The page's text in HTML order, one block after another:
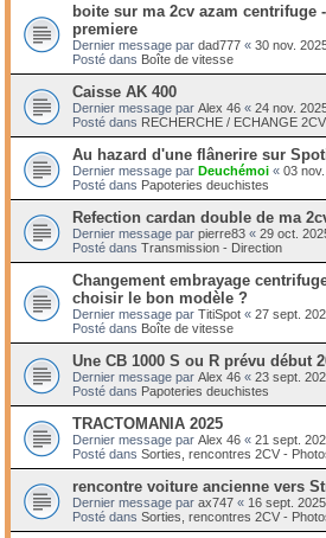
boite sur ma 2cv azam centrifuge
premiere
Dernier message par dad777 « 30 nov.
Posté dans Boîte de vitesse
Caisse AK 400
Dernier message par Alex 46 « 24 nov.
Posté dans RECHERCHE / ECHANGE
Au hazard d'une flânerire sur
Dernier message par Deuchémoi « 03
Posté dans Papoteries deuchistes
Refection cardan double de ma
Dernier message par pierre83 « 29 oct.
Posté dans Transmission - Direction
Changement embrayage
choisir le bon modèle ?
Dernier message par TitiSpot « 27 sept.
Posté dans Boîte de vitesse
Une CB 1000 S ou R prévu début
Dernier message par Alex 46 « 23 sept.
Posté dans Papoteries deuchistes
TRACTOMANIA 2025
Dernier message par Alex 46 « 21 sept.
Posté dans Sorties, rencontres 2CV -
rencontre voiture ancienne vers
Dernier message par ax747 « 16 sept.
Posté dans Sorties, rencontres 2CV -